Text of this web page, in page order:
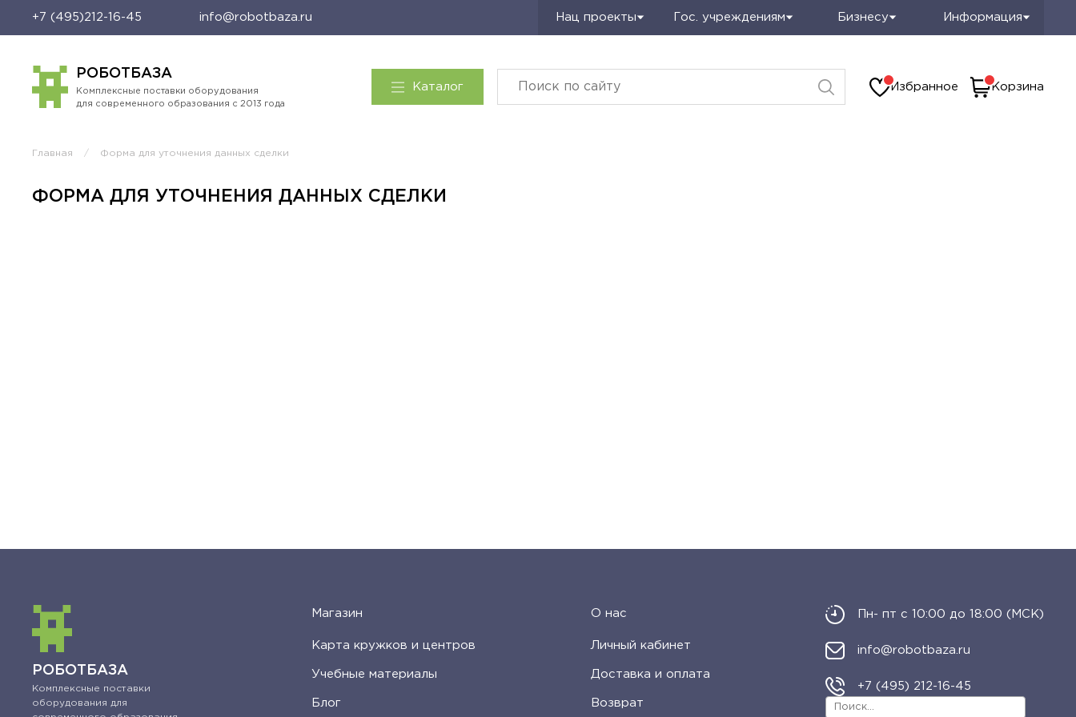
+7 (495)212-16-45 info@robotbaza.ru Нац проекты Гос. учреждениям Бизнесу Информация
РОБОТБАЗА
Комплексные поставки оборудования
для современного образования с 2013 года
Каталог Избранное Корзина
Главная Форма для уточнения данных сделки
ФОРМА ДЛЯ УТОЧНЕНИЯ ДАННЫХ СДЕЛКИ
РОБОТБАЗА
Комплексные поставки
оборудования для
Магазин
Карта кружков и центров
Учебные материалы
Блог
О нас
Личный кабинет
Доставка и оплата
Возврат
Пн- пт с 10:00 до 18:00 (МСК)
info@robotbaza.ru
+7 (495) 212-16-45